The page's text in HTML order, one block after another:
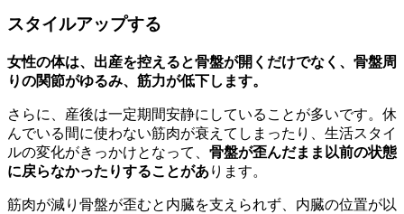
スタイルアップする
女性の体は、出産を控えると骨盤が開くだけでなく、骨盤周
りの関節がゆるみ、筋力が低下します。
さらに、産後は一定期間安静にしていることが多いです。休
んでいる間に使わない筋肉が衰えてしまったり、生活スタイ
ルの変化がきっかけとなって、 骨盤が歪んだまま以前の状態
に戻らなかったりすることがあります。
筋肉が減り骨盤が歪むと内臓を支えられず、内臓の位置が以